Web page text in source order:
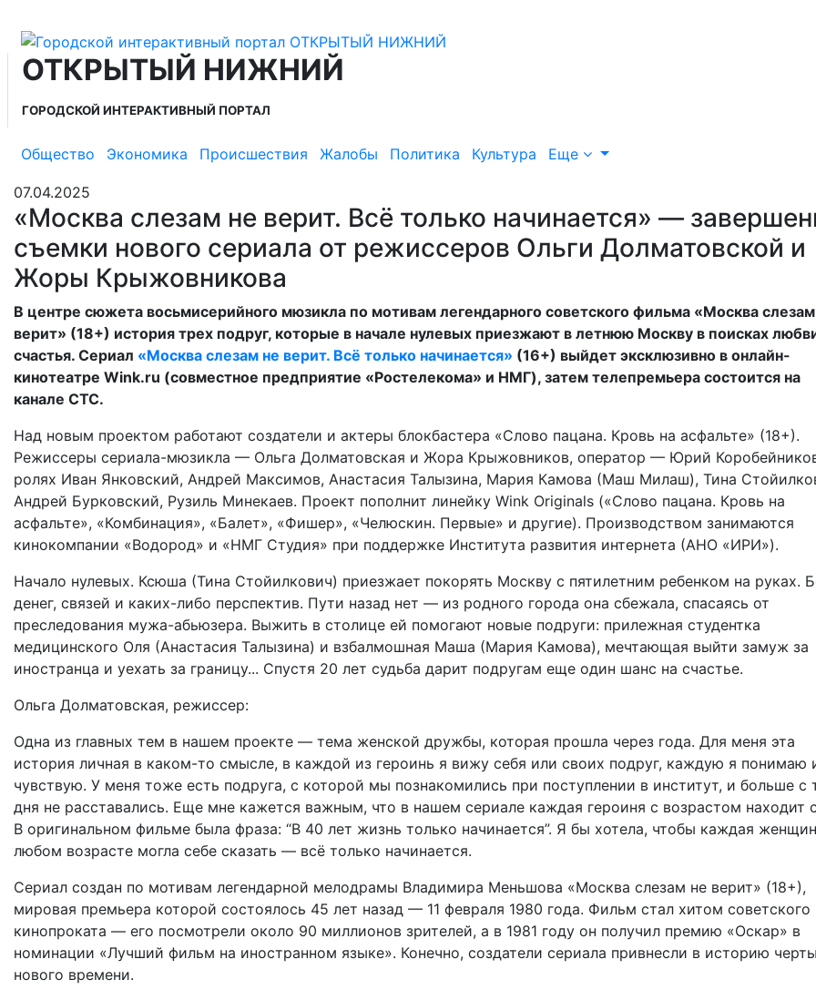
ОТКРЫТЫЙ НИЖНИЙ
ГОРОДСКОЙ ИНТЕРАКТИВНЫЙ ПОРТАЛ
Общество Экономика Происшествия Жалобы Политика Культура Еще
07.04.2025
«Москва слезам не верит. Всё только начинается» —
съемки нового сериала от режиссеров Ольги Долматовской и
Жоры Крыжовникова
В центре сюжета восьмисерийного мюзикла по мотивам легендарного советского фильма «Москва
верит» (18+) история трех подруг, которые в начале нулевых приезжают в летнюю Москву в поисках
счастья. Сериал «Москва слезам не верит. Всё только начинается» (16+) выйдет эксклюзивно в онлайн-
кинотеатре Wink.ru (совместное предприятие «Ростелекома» и НМГ), затем телепремьера состоится на
канале СТС.
Над новым проектом работают создатели и актеры блокбастера «Слово пацана. Кровь на асфальте» (18+).
Режиссеры сериала-мюзикла — Ольга Долматовская и Жора Крыжовников, оператор — Юрий
ролях Иван Янковский, Андрей Максимов, Анастасия Талызина, Мария Камова (Маш Милаш), Тина
Андрей Бурковский, Рузиль Минекаев. Проект пополнит линейку Wink Originals («‎Слово пацана. Кровь на
асфальте»‎, «Комбинация», «‎Балет»‎, «Фишер», «Челюскин. Первые» и другие). Производством занимаются
кинокомпании «Водород» и «НМГ Студия» при поддержке Института развития интернета (АНО «ИРИ»).
Начало нулевых. Ксюша (Тина Стойилкович) приезжает покорять Москву с пятилетним ребенком на руках.
денег, связей и каких-либо перспектив. Пути назад нет — из родного города она сбежала, спасаясь от
преследования мужа-абьюзера. Выжить в столице ей помогают новые подруги: прилежная студентка
медицинского Оля (Анастасия Талызина) и взбалмошная Маша (Мария Камова), мечтающая выйти замуж за
иностранца и уехать за границу... Спустя 20 лет судьба дарит подругам еще один шанс на счастье.
Ольга Долматовская, режиссер:
Одна из главных тем в нашем проекте — тема женской дружбы, которая прошла через года. Для меня эта
история личная в каком-то смысле, в каждой из героинь я вижу себя или своих подруг, каждую я понимаю
чувствую. У меня тоже есть подруга, с которой мы познакомились при поступлении в институт, и больше с
дня не расставались. Еще мне кажется важным, что в нашем сериале каждая героиня с возрастом находит
В оригинальном фильме была фраза: “В 40 лет жизнь только начинается”. Я бы хотела, чтобы каждая
любом возрасте могла себе сказать — всё только начинается.
Сериал создан по мотивам легендарной мелодрамы Владимира Меньшова «Москва слезам не верит» (18+),
мировая премьера которой состоялось 45 лет назад — 11 февраля 1980 года. Фильм стал хитом советского
кинопроката — его посмотрели около 90 миллионов зрителей, а в 1981 году он получил премию «Оскар» в
номинации «Лучший фильм на иностранном языке». Конечно, создатели сериала привнесли в историю черты
нового времени.